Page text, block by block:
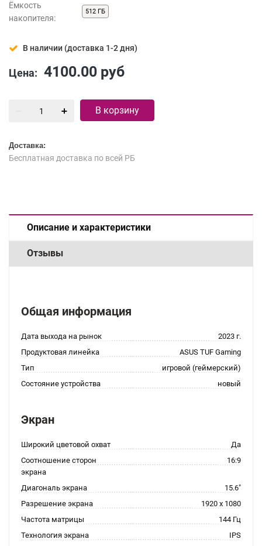
Ёмкость
накопителя:
512 ГБ
В наличии (доставка 1-2 дня)
Цена: 4100.00 руб
В корзину
Доставка:
Бесплатная доставка по всей РБ
Описание и характеристики
Отзывы
Общая информация
Дата выхода на рынок
2023 г.
Продуктовая линейка
ASUS TUF Gaming
Тип
игровой (геймерский)
Состояние устройства
новый
Экран
Широкий цветовой охват
Да
Соотношение сторон
экрана
16:9
Диагональ экрана
15.6"
Разрешение экрана
1920 x 1080
Частота матрицы
144 Гц
Технология экрана
IPS